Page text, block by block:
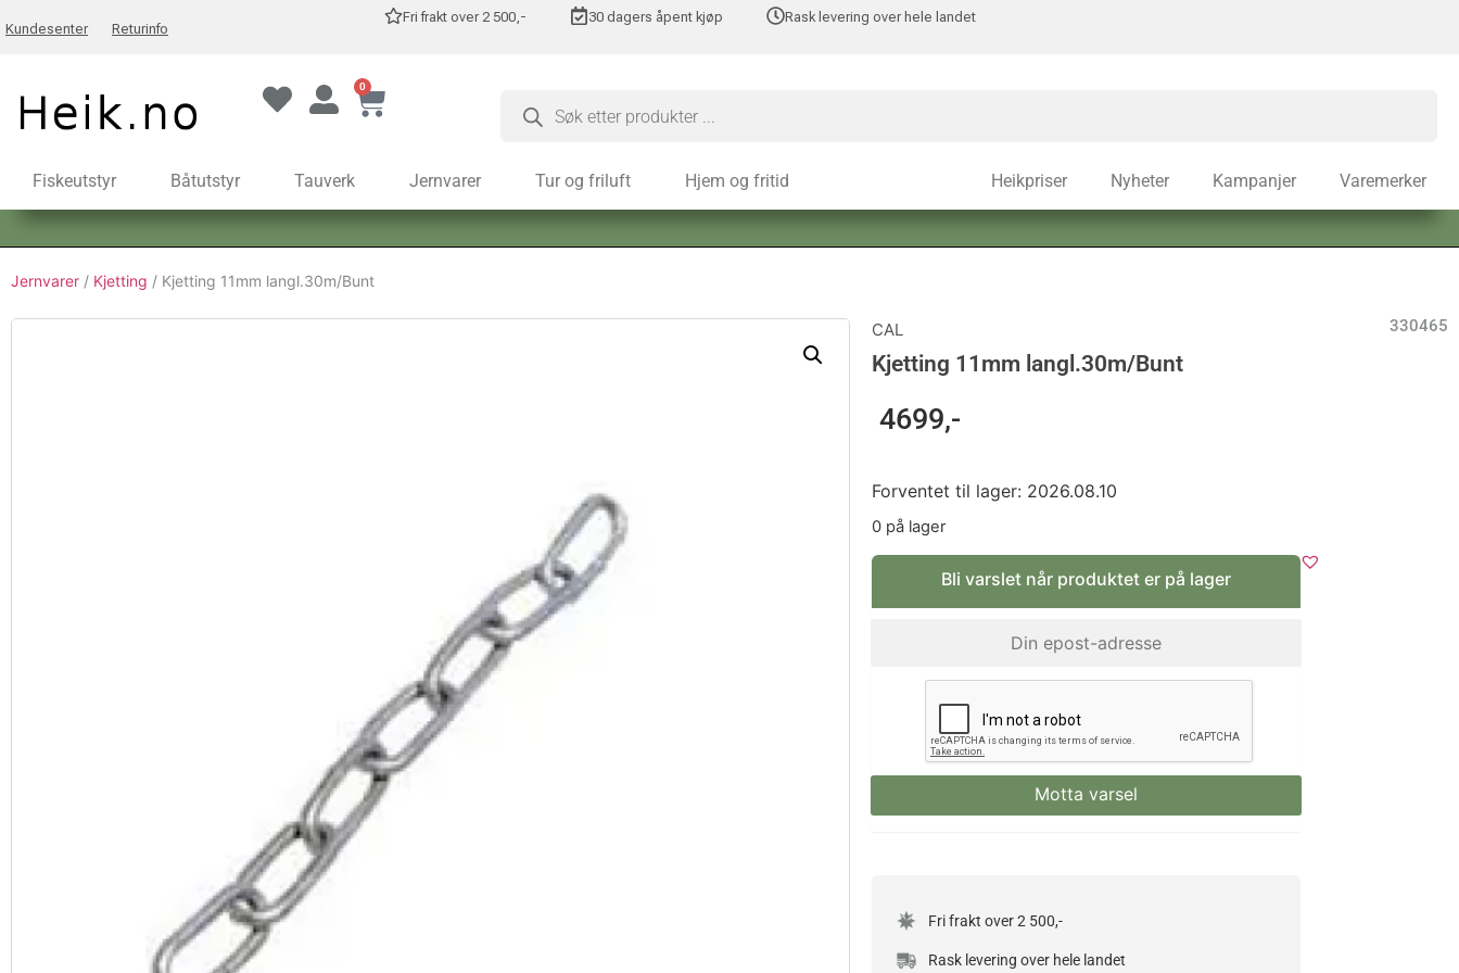
Kundesenter Returinfo
Fri frakt over 2 500,- 30 dagers åpent kjøp Rask levering over hele landet
0
Fiskeutstyr Båtutstyr Tauverk Jernvarer Tur og friluft Hjem og fritid Heikpriser Nyheter Kampanjer Varemerker
Jernvarer / Kjetting / Kjetting 11mm langl.30m/Bunt
CAL 330465
Kjetting 11mm langl.30m/Bunt
4699,-
Forventet til lager: 2026.08.10
0 på lager
Bli varslet når produktet er på lager
Fri frakt over 2 500,-
Rask levering over hele landet